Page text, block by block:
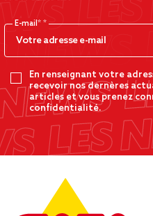
E-mail*
En renseignant votre
recevoir nos dernères
articles et vous prenez
confidentialité.